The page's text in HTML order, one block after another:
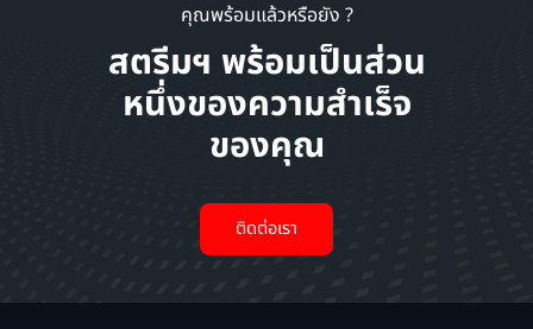
คุณพร้อมแล้วหรือยัง ?
สตรีมฯ พร้อมเป็นส่วน
หนึ่งของความสำเร็จ
ของคุณ
ติดต่อเรา